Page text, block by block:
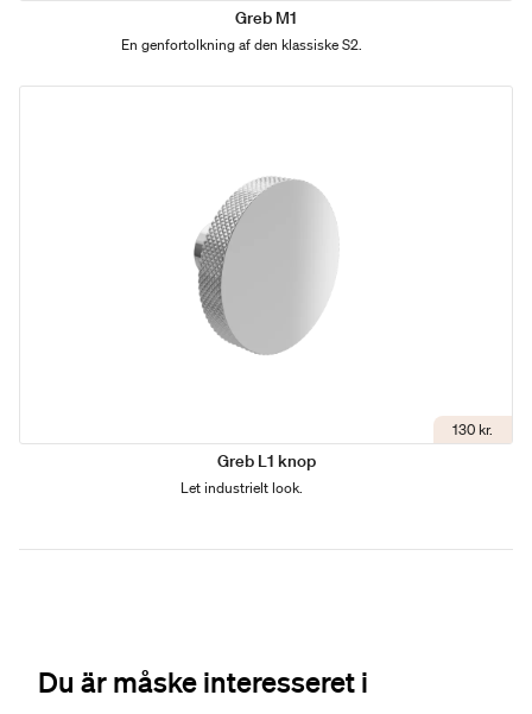
Greb M1
En genfortolkning af den klassiske S2.
130 kr.
Greb L1 knop
Let industrielt look.
Du är måske interesseret i